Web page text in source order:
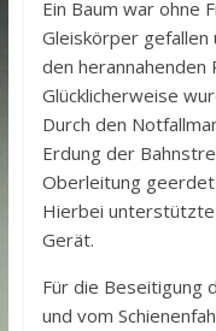
Ein Baum war ohne
Gleiskörper gefallen
den
Glücklicherweise
Durch den
Erdung der
Oberleitung
Hierbei
Gerät.
Für die Beseitigung
und vom